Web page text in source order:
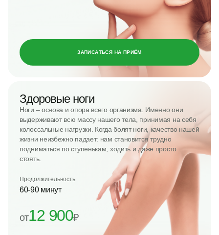
ЗАПИСАТЬСЯ НА ПРИЁМ
Здоровые ноги
Ноги – основа и опора всего организма. Именно они
выдерживают всю массу нашего тела, принимая на себя
колоссальные нагрузки. Когда болят ноги, качество нашей
жизни неизбежно падает: нам становится трудно
подниматься по ступенькам, ходить и даже просто
стоять.
Продолжительность
60-90 минут
от12 900₽